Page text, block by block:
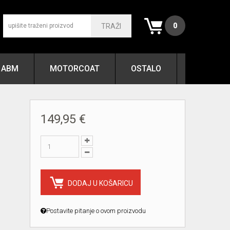
0
TRAŽI
ABM MOTORCOAT OSTALO
149,95 €
DODAJ U KOŠARICU
Postavite pitanje o ovom proizvodu